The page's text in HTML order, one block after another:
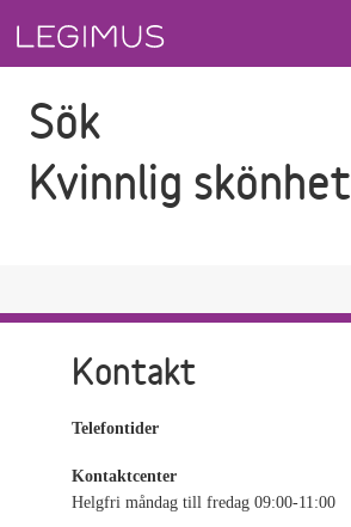
Sök
Kvinnlig skönhet
Kontakt
Telefontider
Kontaktcenter
Helgfri måndag till fredag 09:00-11:00